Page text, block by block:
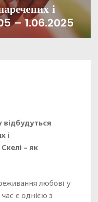
і
– 1.06.2025
2025 985
відбудуться
і
– як
любові у
є однією з